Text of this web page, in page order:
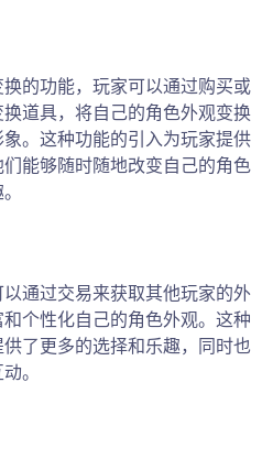
的功能，玩家可以通过购买或
道具，将自己的角色外观变换
。这种功能的引入为玩家提供
能够随时随地改变自己的角色
通过交易来获取其他玩家的外
个性化自己的角色外观。这种
了更多的选择和乐趣，同时也
。